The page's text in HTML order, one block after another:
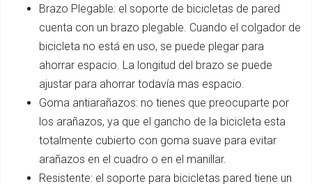
Brazo Plegable: el soporte de bicicletas de pared
cuenta con un brazo plegable. Cuando el colgador de
bicicleta no está en uso, se puede plegar para
ahorrar espacio. La longitud del brazo se puede
ajustar para ahorrar todavía mas espacio.
Goma antiarañazos: no tienes que preocuparte por
los arañazos, ya que el gancho de la bicicleta esta
totalmente cubierto con goma suave para evitar
arañazos en el cuadro o en el manillar.
Resistente: el soporte para bicicletas pared tiene un